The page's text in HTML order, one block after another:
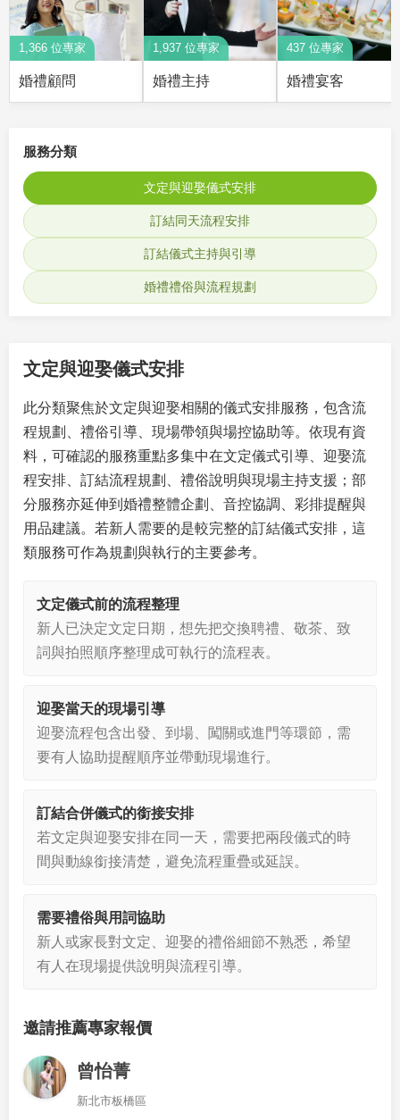
1,366 位專家
婚禮顧問
1,937 位專家
婚禮主持
437 位專家
婚禮宴客
服務分類
文定與迎娶儀式安排
訂結同天流程安排
訂結儀式主持與引導
婚禮禮俗與流程規劃
文定與迎娶儀式安排
此分類聚焦於文定與迎娶相關的儀式安排服務，包含流
程規劃、禮俗引導、現場帶領與場控協助等。依現有資
料，可確認的服務重點多集中在文定儀式引導、迎娶流
程安排、訂結流程規劃、禮俗說明與現場主持支援；部
分服務亦延伸到婚禮整體企劃、音控協調、彩排提醒與
用品建議。若新人需要的是較完整的訂結儀式安排，這
類服務可作為規劃與執行的主要參考。
文定儀式前的流程整理
新人已決定文定日期，想先把交換聘禮、敬茶、致
詞與拍照順序整理成可執行的流程表。
迎娶當天的現場引導
迎娶流程包含出發、到場、闖關或進門等環節，需
要有人協助提醒順序並帶動現場進行。
訂結合併儀式的銜接安排
若文定與迎娶安排在同一天，需要把兩段儀式的時
間與動線銜接清楚，避免流程重疊或延誤。
需要禮俗與用詞協助
新人或家長對文定、迎娶的禮俗細節不熟悉，希望
有人在現場提供說明與流程引導。
邀請推薦專家報價
曾怡菁
新北市板橋區